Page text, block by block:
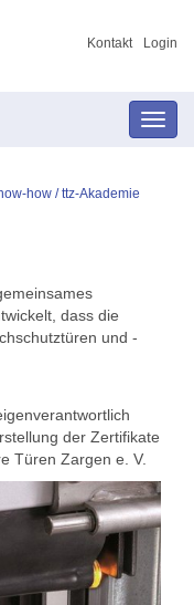
Kontakt Login
how /ttz-Akademie
dass die
und -
der Zertifikate
Türen Zargen e. V.